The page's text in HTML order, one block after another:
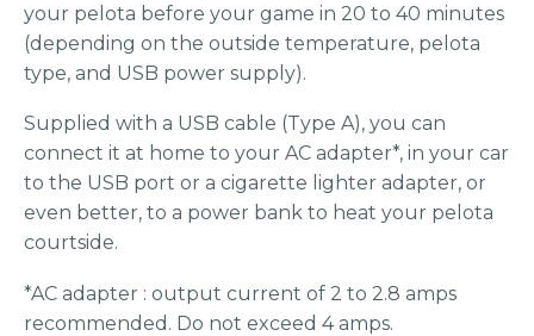
your pelota before your game in 20 to 40 minutes
(depending on the outside temperature, pelota
type, and USB power supply).
Supplied with a USB cable (Type A), you can
connect it at home to your AC adapter*, in your car
to the USB port or a cigarette lighter adapter, or
even better, to a power bank to heat your pelota
courtside.
*AC adapter : output current of 2 to 2.8 amps
recommended. Do not exceed 4 amps.